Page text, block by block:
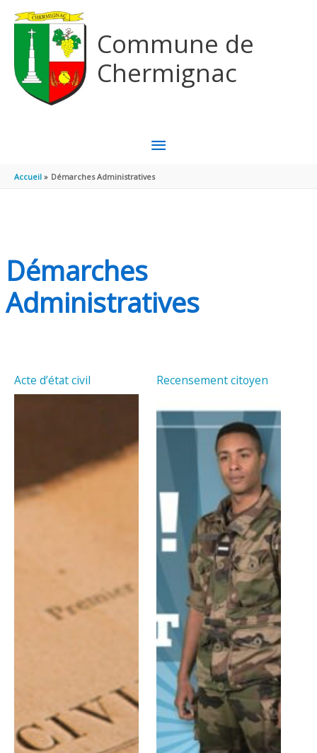
Commune de
Chermignac
MENU
PRINCIPAL
Accueil Démarches Administratives
Démarches
Administratives
Acte d’état civil Recensement citoyen